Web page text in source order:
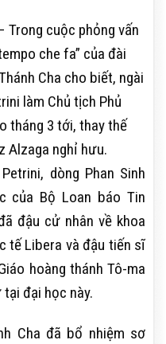
cuộc phỏng vấn
che fa” của đài
Cha cho biết, ngài
làm Chủ tịch Phủ
tháng 3 tới, thay thế
Alzaga nghỉ hưu.
dòng Phan Sinh
của Bộ Loan báo Tin
đậu cử nhân về khoa
tế Libera và đậu tiến sĩ
hoàng thánh Tô-ma
đại học này.
Cha đã bổ nhiệm sơ